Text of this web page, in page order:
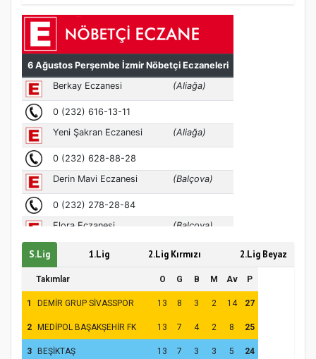
Türkiye’de insanlar dinle bağlarını
koparıyor mu?
S.Lig 1.Lig 2.Lig Kırmızı 2.Lig Beyaz
Takımlar O G B M Av P
1 DEMİR GRUP SİVASSPOR 13 8 3 2 14 27
2 MEDİPOL BAŞAKŞEHİR FK 13 7 4 2 8 25
3 BEŞİKTAŞ 13 7 3 3 5 24